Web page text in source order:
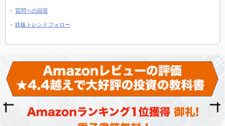
質問への回答
鉄板トレンドフォロー